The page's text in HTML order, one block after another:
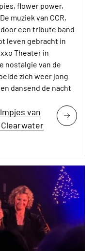
flower power,
muziek van CCR,
een tribute band
leven gebracht in
Theater in
nostalgie van de
zich weer jong
dansend de nacht
van